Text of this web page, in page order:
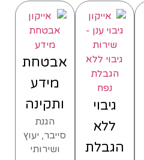
גיבוי
ללא
הגבלת
אבטחת
מידע
ותקינה
הגנת
סייבר, יעוץ
ושירותי